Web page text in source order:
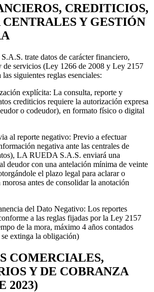
CREDITICIOS,
CENTRALES Y GESTIÓN
trate datos de carácter financiero,
de servicios (Ley 1266 de 2008 y Ley 2157
siguientes reglas esenciales:
explícita: La consulta, reporte y
crediticios requiere la autorización expresa
o codeudor), en formato físico o digital
al reporte negativo: Previo a efectuar
negativa ante las centrales de
LA RUEDA S.A.S. enviará una
deudor con una antelación mínima de veinte
el plazo legal para aclarar o
antes de consolidar la anotación
del Dato Negativo: Los reportes
a las reglas fijadas por la Ley 2157
de la mora, máximo 4 años contados
extinga la obligación)
COMERCIALES,
Y DE COBRANZA
2023)